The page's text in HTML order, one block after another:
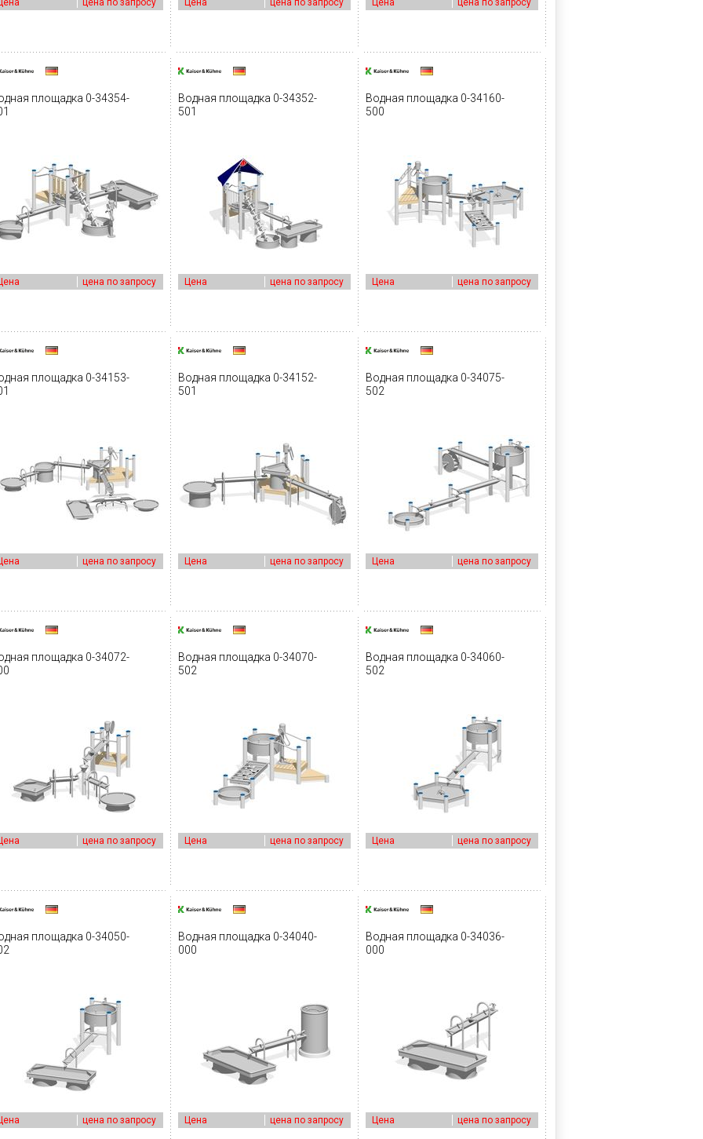
цена по запросу Цена цена по запросу Цена цена по запросу
площадка 0-34354-
цена по запросу
Водная площадка 0-34352-
501
Цена цена по запросу
Водная площадка 0-34160-
500
Цена цена по запросу
площадка 0-34153-
цена по запросу
Водная площадка 0-34152-
501
Цена цена по запросу
Водная площадка 0-34075-
502
Цена цена по запросу
площадка 0-34072-
цена по запросу
Водная площадка 0-34070-
502
Цена цена по запросу
Водная площадка 0-34060-
502
Цена цена по запросу
площадка 0-34050-
цена по запросу
Водная площадка 0-34040-
000
Цена цена по запросу
Водная площадка 0-34036-
000
Цена цена по запросу